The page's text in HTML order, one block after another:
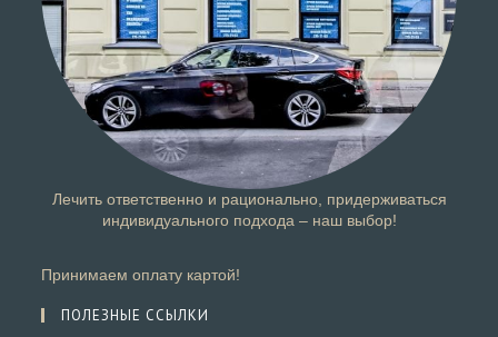
Лечить ответственно и рационально, придерживаться
индивидуального подхода – наш выбор!
Принимаем оплату картой!
ПОЛЕЗНЫЕ ССЫЛКИ